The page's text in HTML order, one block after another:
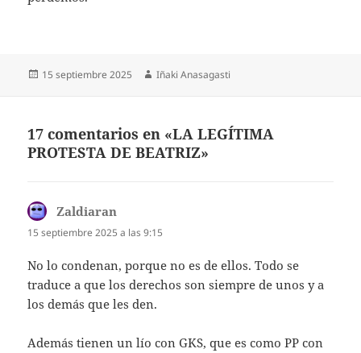
Publicado
15 septiembre 2025 Autor
Iñaki Anasagasti
17 comentarios en «LA LEGÍTIMA
PROTESTA DE BEATRIZ»
Zaldiaran
15 septiembre 2025 a las 9:15
No lo condenan, porque no es de ellos. Todo se
traduce a que los derechos son siempre de unos y a
los demás que les den.
Además tienen un lío con GKS, que es como PP con